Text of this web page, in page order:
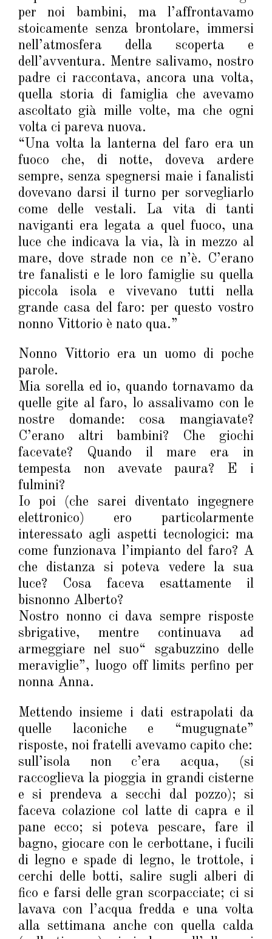
per noi bambini, ma l’affrontavamo
stoicamente senza brontolare, immersi
nell’atmosfera della scoperta e
dell’avventura. Mentre salivamo, nostro
padre ci raccontava, ancora una volta,
quella storia di famiglia che avevamo
ascoltato già mille volte, ma che ogni
volta ci pareva nuova.
“Una volta la lanterna del faro era un
fuoco che, di notte, doveva ardere
sempre, senza spegnersi maie i fanalisti
dovevano darsi il turno per sorvegliarlo
come delle vestali. La vita di tanti
naviganti era legata a quel fuoco, una
luce che indicava la via, là in mezzo al
mare, dove strade non ce n’è. C’erano
tre fanalisti e le loro famiglie su quella
piccola isola e vivevano tutti nella
grande casa del faro: per questo vostro
nonno Vittorio è nato qua.”
Nonno Vittorio era un uomo di poche
parole.
Mia sorella ed io, quando tornavamo da
quelle gite al faro, lo assalivamo con le
nostre domande: cosa mangiavate?
C’erano altri bambini? Che giochi
facevate? Quando il mare era in
tempesta non avevate paura? E i
fulmini?
Io poi (che sarei diventato ingegnere
elettronico) ero particolarmente
interessato agli aspetti tecnologici: ma
come funzionava l’impianto del faro? A
che distanza si poteva vedere la sua
luce? Cosa faceva esattamente il
bisnonno Alberto?
Nostro nonno ci dava sempre risposte
sbrigative, mentre continuava ad
armeggiare nel suo“ sgabuzzino delle
meraviglie”, luogo off limits perfino per
nonna Anna.
Mettendo insieme i dati estrapolati da
quelle laconiche e “mugugnate”
risposte, noi fratelli avevamo capito che:
sull’isola non c’era acqua, (si
raccoglieva la pioggia in grandi cisterne
e si prendeva a secchi dal pozzo); si
faceva colazione col latte di capra e il
pane ecco; si poteva pescare, fare il
bagno, giocare con le cerbottane, i fucili
di legno e spade di legno, le trottole, i
cerchi delle botti, salire sugli alberi di
fico e farsi delle gran scorpacciate; ci si
lavava con l’acqua fredda e una volta
alla settimana anche con quella calda